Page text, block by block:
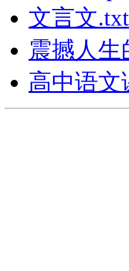
文言文.txt
震撼人
高中语文